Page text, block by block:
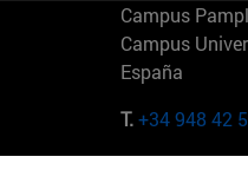
Campus
Campus
España
T.+34 948 42